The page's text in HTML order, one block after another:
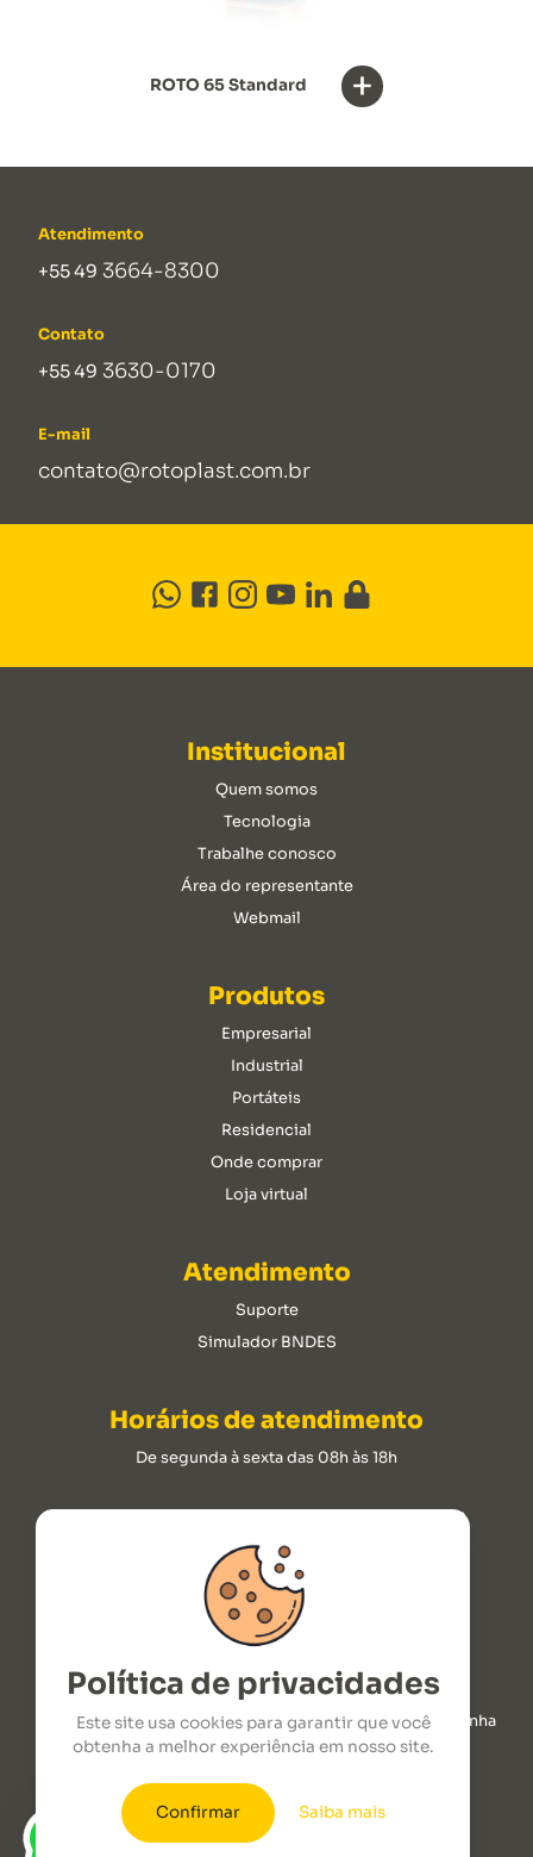
ROTO 65 Standard +
Atendimento
+55 49 3664-8300
Contato
+55 49 3630-0170
E-mail
contato@rotoplast.com.br
Institucional
Quem somos
Tecnologia
Trabalhe conosco
Área do representante
Webmail
Produtos
Empresarial
Industrial
Portáteis
Residencial
Onde comprar
Loja virtual
Atendimento
Suporte
Simulador BNDES
Horários de atendimento
De segunda à sexta das 08h às 18h
ROTOPLAST INDUSTRIA DE CLIMATIZADORES LTDA
CNPJ: 09.176.237/0001-00.
2026 © Todos os Direitos Reservados
ROD. SC 492 Juarez Domingos Vicari - Km 1,7 - Linha
Poleto Maravilha, SC, CEP: 89874-000
COMPRE AGORA
seu climatizador
Política de privacidades
Este site usa cookies para garantir que você
obtenha a melhor experiência em nosso site.
Confirmar Saiba mais